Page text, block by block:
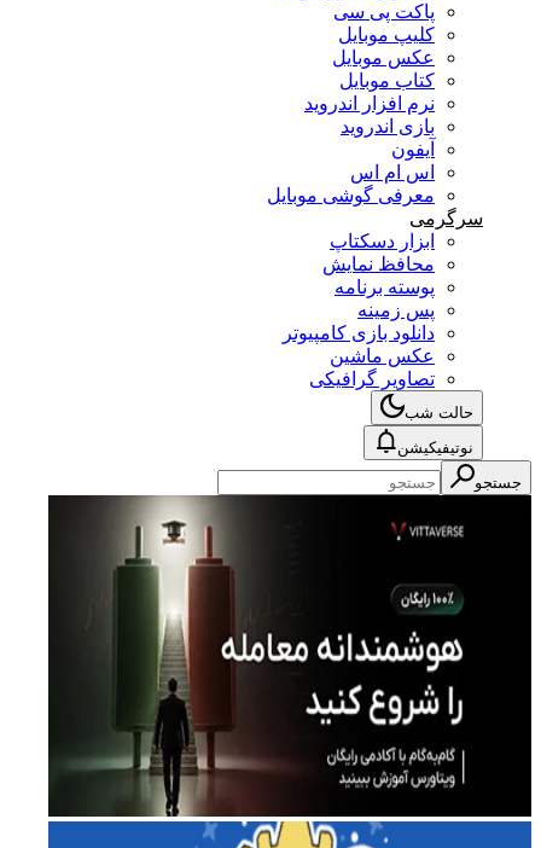
پاکت پی سی
کلیپ موبایل
عکس موبایل
کتاب موبایل
نرم افزار اندروید
بازی اندروید
آیفون
اس ام اس
معرفی گوشی موبایل
سرگرمی
ابزار دسکتاپ
محافظ نمایش
پوسته برنامه
پس زمینه
دانلود بازی کامپیوتر
عکس ماشین
تصاویر گرافیکی
حالت شب
نوتیفیکیشن
جستجو